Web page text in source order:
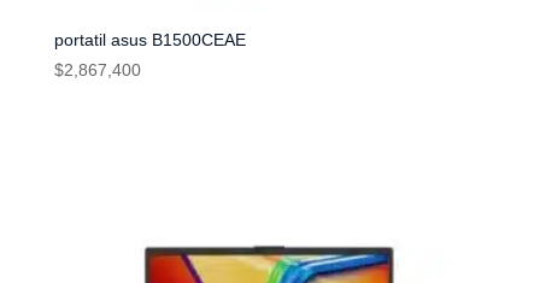
portatil asus B1500CEAE
$2,867,400